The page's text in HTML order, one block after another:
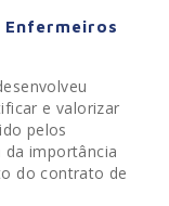
Enfermeiros
e valorizar
pelos
importância
do contrato de